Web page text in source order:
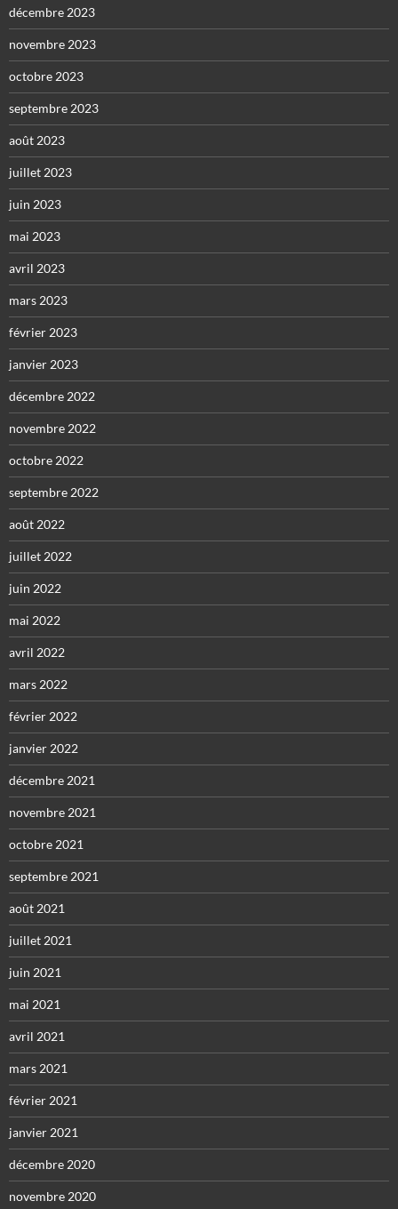
décembre 2023
novembre 2023
octobre 2023
septembre 2023
août 2023
juillet 2023
juin 2023
mai 2023
avril 2023
mars 2023
février 2023
janvier 2023
décembre 2022
novembre 2022
octobre 2022
septembre 2022
août 2022
juillet 2022
juin 2022
mai 2022
avril 2022
mars 2022
février 2022
janvier 2022
décembre 2021
novembre 2021
octobre 2021
septembre 2021
août 2021
juillet 2021
juin 2021
mai 2021
avril 2021
mars 2021
février 2021
janvier 2021
décembre 2020
novembre 2020